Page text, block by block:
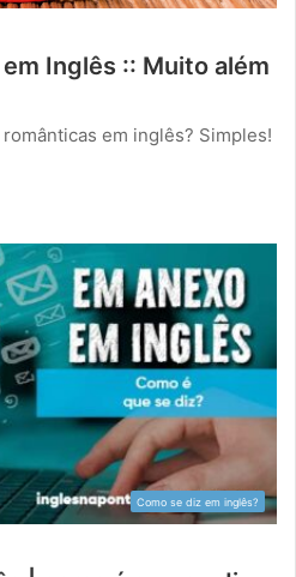
Inglês :: Muito além
em inglês? Simples!
Como se diz em inglês?